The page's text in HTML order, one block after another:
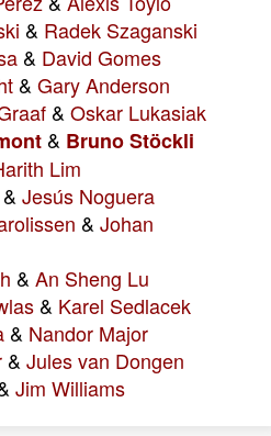
& Radek Szaganski
& David Gomes
& Gary Anderson
& Oskar Lukasiak
& Bruno Stöckli
Lim
& Jesús Noguera
& Johan
& An Sheng Lu
& Karel Sedlacek
& Nandor Major
& Jules van Dongen
Jim Williams